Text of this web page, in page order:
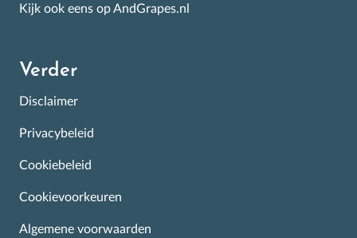
Kijk ook eens op AndGrapes.nl
Verder
Disclaimer
Privacybeleid
Cookiebeleid
Cookievoorkeuren
Algemene voorwaarden